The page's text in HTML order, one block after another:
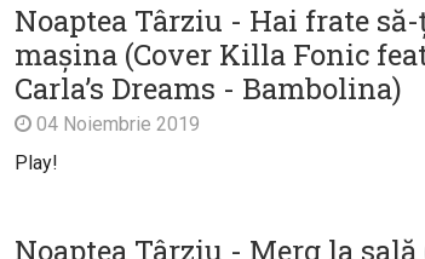
Noaptea Târziu - Hai frate
mașina (Cover Killa Fonic
Carla’s Dreams - Bambolina)
04 Noiembrie 2019
Play!
Noaptea Târziu - Merg la sală